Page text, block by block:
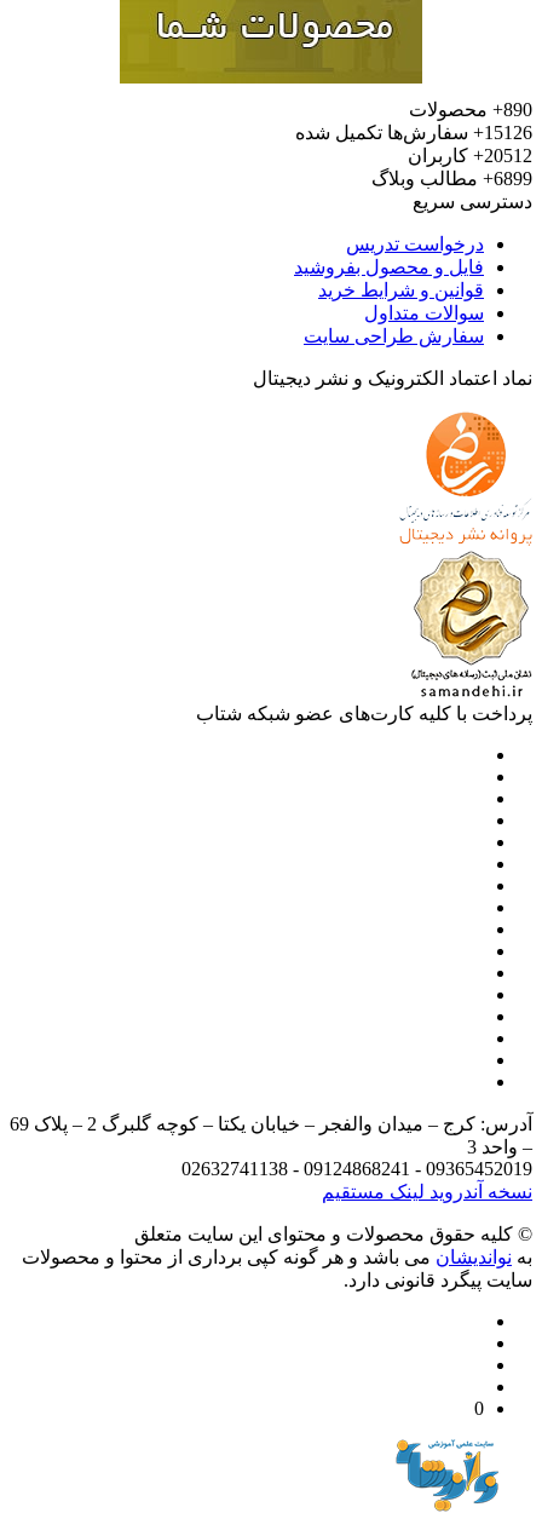
محصولات
سفارش‌ها تکمیل شده
کاربران
مطالب وبلاگ
سریع
درخواست تدریس
فایل و محصول بفروشید
قوانین و شرایط خرید
سوالات متداول
سفارش طراحی سایت
اعتماد الکترونیک و نشر دیجیتال
با کلیه کارت‌های عضو شبکه شتاب
آدرس: کرج – میدان والفجر – خیابان یکتا – کوچه گلبرگ 2 – پلاک 69
3
09365452019 - 09124868241 -
آندرویدلینک مستقیم
حقوق محصولات و محتوای اين سایت متعلق
می باشد و هر گونه کپی برداری از محتوا و محصولات
پیگرد قانونی دارد.